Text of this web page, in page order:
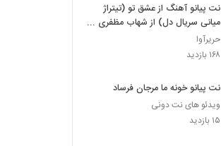
نت پیانو آهنگ از عشق تو (تیتراژ
میانی سریال دل) از شهاب مظفری به
همراه آکورد
حریرآوا
۱۶۸ بازدید
نت پیانو خونه ما مرجان فرساد
ویدئو های نت دونی
۱۵ بازدید